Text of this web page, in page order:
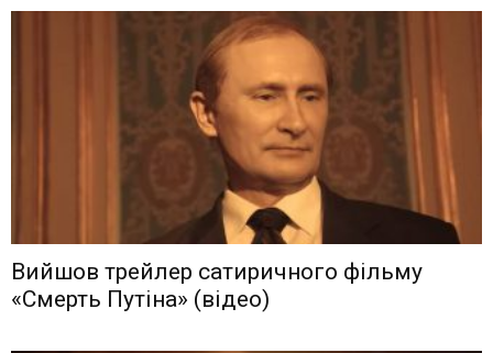
Вийшов трейлер сатиричного фільму
«Смерть Путіна» (відео)